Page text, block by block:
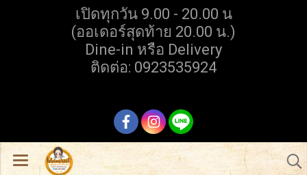
เปิดทุกวัน 9.00 - 20.00 น
(ออเดอร์สุดท้าย 20.00 น.)
Dine-in หรือ Delivery
ติดต่อ: 0923535924